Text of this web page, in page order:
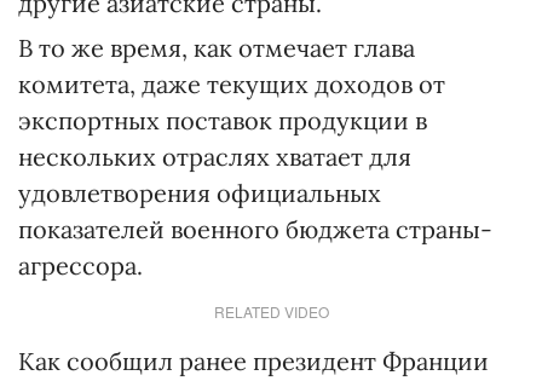
В то же время, как отмечает глава
комитета, даже текущих доходов от
экспортных поставок продукции в
нескольких отраслях хватает для
удовлетворения официальных
показателей военного бюджета страны-
агрессора.
RELATED VIDEO
Как сообщил ранее президент Франции